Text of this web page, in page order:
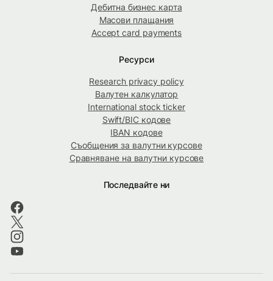
Дебитна бизнес карта
Масови плащания
Accept card payments
Ресурси
Research privacy policy
Валутен калкулатор
International stock ticker
Swift/BIC кодове
IBAN кодове
Съобщения за валутни курсове
Сравняване на валутни курсове
Последвайте ни